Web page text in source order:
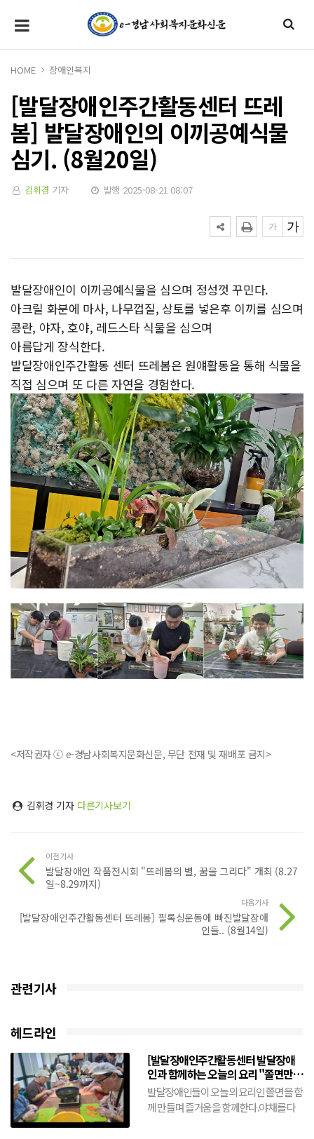
HOME 장애인복지
[발달장애인주간활동센터 뜨레
봄] 발달장애인의 이끼공예식물
심기. (8월20일)
김휘경 기자 발행 2025-08-21 08:07
발달장애인이 이끼공예식물을 심으며 정성껏 꾸민다.
아크릴 화분에 마사, 나무껍질, 상토를 넣은후 이끼를 심으며
콩란, 야자, 호야, 레드스타 식물을 심으며
아름답게 장식한다.
발달장애인주간활동 센터 뜨레봄은 원얘활동을 통해 식물을
직접 심으며 또 다른 자연을 경험한다.
<저작권자 ⓒ e-경남사회복지문화신문, 무단 전재 및 재배포 금지>
김휘경 기자 다른기사보기
이전기사
발달장애인 작품전시회 "뜨레봄의 별, 꿈을 그리다" 개최 (8.27
일~8.29까지)
다음기사
[발달장애인주간활동센터 뜨레봄] 필록싱운동에 빠진발달장애
인들.. (8월14일)
관련기사
헤드라인
[발달장애인주간활동센터 발달장애
인과 함께하는 오늘의 요리 "쫄면만들
기"(8월10일)
발달장애인들이 오늘의 요리인 쫄면을 함
께 만들며 즐거움을 함께한다.야채를 다